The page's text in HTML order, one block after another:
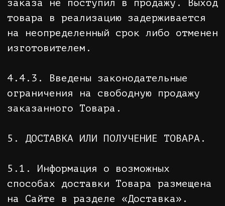
момента передачи его Продавцом в
почтовое отделение. После этого
аннулирование Заказа невозможно. В
случае выбора способа доставки с
помощью Почты России вернувшийся
после согласия на дополнительную
оплату стоимости услуг по доставке
возвращенного Товара и стоимости
услуг по их повторной пересылке
6. СТОИМОСТЬ ТОВАРА И ПОРЯДОК
6.1. Стоимость Товара определяется,
исходя из цен на Товар, указанных в
электронном каталоге интернет-